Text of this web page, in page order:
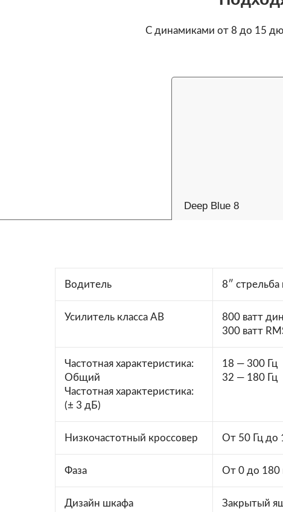
С динамиками от 8 до 15
Deep Blue 8
Водитель 8″ стрельба
Усилитель класса AB
800 ватт
300 ватт
Частотная характеристика:
Общий
Частотная характеристика:
(± 3 дБ)
18 — 300 Гц
32 — 180 Гц
Низкочастотный кроссовер От 50 Гц до
Фаза От 0 до 180
Дизайн шкафа Закрытый